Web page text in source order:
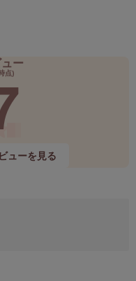
ー
点)
ューを見る